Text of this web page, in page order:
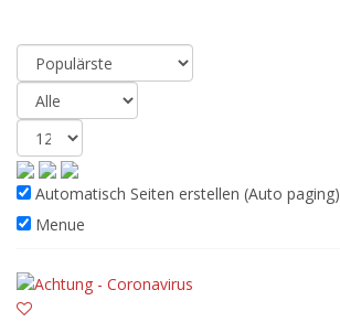
Automatisch Seiten erstellen (Auto paging)
Menue